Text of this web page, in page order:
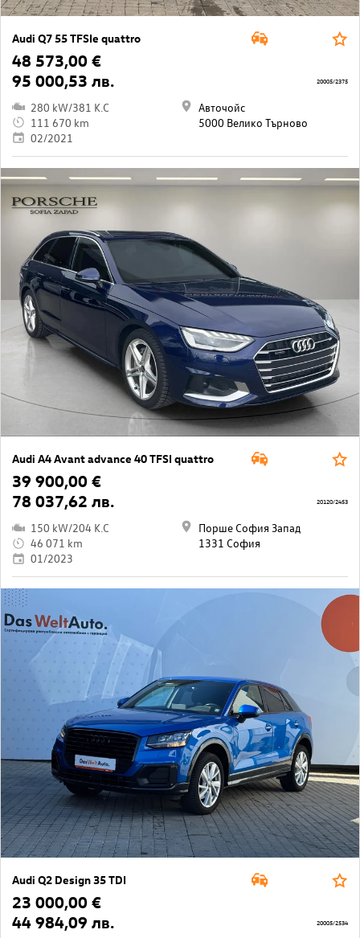
Audi Q7 55 TFSIe quattro
48 573,00 €
95 000,53 лв.
280 kW/381 K.C
111 670 km
02/2021
Авточойс
5000 Велико Търново
20005/2375
Audi A4 Avant advance 40 TFSI quattro
39 900,00 €
78 037,62 лв.
150 kW/204 K.C
46 071 km
01/2023
Порше София Запад
1331 София
20120/2453
Audi Q2 Design 35 TDI
23 000,00 €
44 984,09 лв.
20005/2534